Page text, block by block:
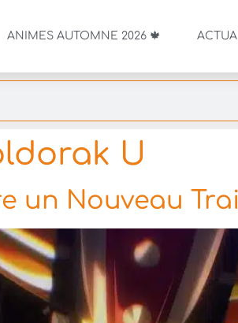
ANIMES AUTOMNE 2026 🍁
U
un Nouveau